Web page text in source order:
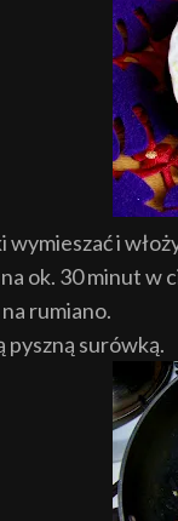
wymieszać i
ok. 30 minut w
rumiano.
pyszną surówką.